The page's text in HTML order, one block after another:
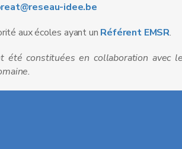
idee.be
aux écoles ayant un Référent EMSR.
été constituées en collaboration avec